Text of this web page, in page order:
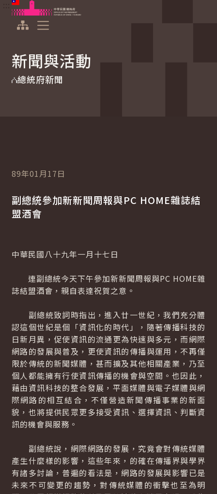
跳到主要內容
中華民國總統府
新聞與活動
總統府新聞
89年01月17日
副總統參加新新聞周報與PC HOME雜誌結
盟酒會
中華民國八十九年一月十七日
連副總統今天下午參加新新聞周報與PC HOME雜
誌結盟酒會，親自表達祝賀之意。
副總統致詞時指出，進入廿一世紀，我們充分體
認這個世紀是個「資訊化的時代」，隨著傳播科技的
日新月異，促使資訊的流通更為快速與多元，而網際
網路的發展與普及，更使資訊的傳播與運用，不再僅
限於傳統的新聞媒體，甚而擴及其他相關產業，乃至
個人都能擁有行使資訊傳播的機會與空間。也因此，
藉由資訊科技的整合發展，平面媒體與電子媒體與網
際網路的相互結合，不僅營造新聞傳播事業的新面
貌，也將提供民眾更多接受資訊、選擇資訊、判斷資
訊的機會與服務。
副總統說，網際網路的發展，究竟會對傳統媒體
產生什麼樣的影響，這些年來，的確在傳播界與學界
有諸多討論，普遍的看法是，網路的發展與影響已是
未來不可變更的趨勢，對傳統媒體的衝擊也至為明